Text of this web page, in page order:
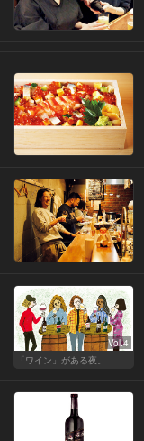
Vol.4
「ワイン」がある夜。